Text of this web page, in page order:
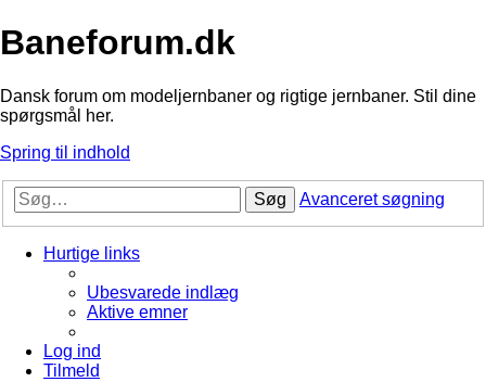
Baneforum.dk
Dansk forum om modeljernbaner og rigtige jernbaner. Stil dine
spørgsmål her.
Spring til indhold
Søg Avanceret søgning
Hurtige links
Ubesvarede indlæg
Aktive emner
Log ind
Tilmeld